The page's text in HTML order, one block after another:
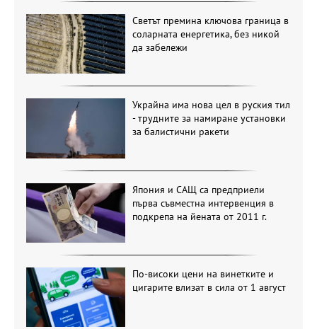
Светът премина ключова граница в
соларната енергетика, без никой
да забележи
Украйна има нова цел в руския тил
- трудните за намиране установки
за балистични ракети
Япония и САЩ са предприели
първа съвместна интервенция в
подкрепа на йената от 2011 г.
По-високи цени на винетките и
цигарите влизат в сила от 1 август